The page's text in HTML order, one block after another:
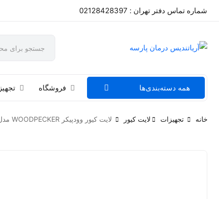
شماره تماس دفتر تهران : 02128428397
همه دسته‌بندی‌ها فروشگاه
خانه تجهیزات لایت کیور لایت کیور وودپیکر WOODPECKER مدل iLED Max